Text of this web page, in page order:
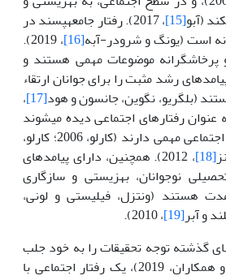
(آبو[15]
، 2017). رفتار جامعه­پسند در
است (یونگ و شرودر-آبه[16]
، 2019).
پرخاشگرانه موضوعات مهمی هستند و
رشد مثبت را برای جوانان ارتقاء
(بلگریو، نگوین، جانسون و هود[17]
،
به عنوان رفتارهای اجتماعی دیده می­شوند
که پیامدهای سلامتی و اجتماعی مهمی دارند (کارلو، 2006؛ کارلو،
[18]
، 2012). همچنین، دارای پیامدهای
نوجوانان، بهزیستی و سازگاری
هستند (ونتزل، فیلیستی و لونی،
[19]
، 2010).
گذشته توجه تحقیقات را به خود جلب
و همکاران، 2019)، یک رفتار اجتماعی با